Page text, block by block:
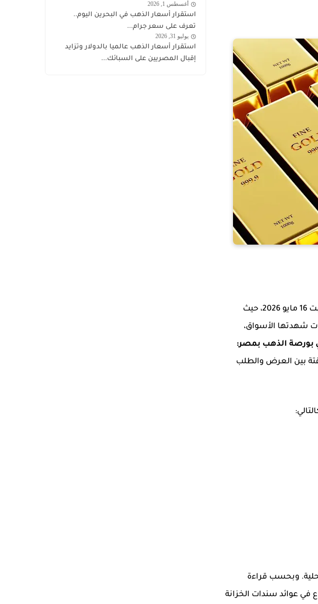
شهدت الأسواق المحلية في مصر حالة من الهدوء والترقب خلال تعاملات اليوم السبت 16 مايو 2026، حيث
شهدتها الأسواق،
بورصة الذهب بمصر:
بين العرض والطلب
وبحسب قراءة
في عوائد سندات الخزانة
اخبار
الذهب
أغسطس 1, 2026
استقرار أسعار الذهب في البحرين اليوم..
تعرف على سعر جرام...
اخبار
الذهب
يوليو 31, 2026
استقرار أسعار الذهب عالميا بالدولار وتزايد
إقبال المصريين على السبائك...